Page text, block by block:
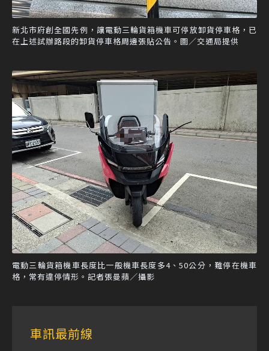
新北市府創全國先例，讓電動三輪貨箱機車可停放卸貨停車格，已
在上述試辦路段的卸貨停車格周邊張貼公告。圖／交通局提供
電動三輪貨箱機車長度比一般機車長度多4、50公分，難停在機車
格，常有違停情形。記者張曼蘋／攝影
車訊最前線